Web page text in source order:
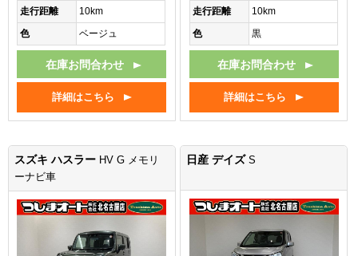
走行距離
10km
色
ベージュ
在庫お問合わせ
詳細はこちら
走行距離
10km
色
黒
在庫お問合わせ
詳細はこちら
スズキ ハスラー HV G メモリ
ーナビ車
日産 デイズS